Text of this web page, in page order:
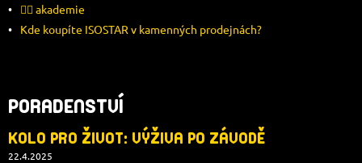
🚴‍♂️ akademie
Kde koupíte ISOSTAR v kamenných prodejnách?
PORADENSTVÍ
KOLO PRO ŽIVOT: VÝŽIVA PO ZÁVODĚ
22.4.2025